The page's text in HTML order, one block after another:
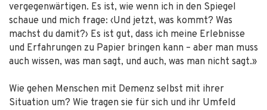
vergegenwärtigen. Es ist, wie wenn ich in den Spiegel
schaue und mich frage: ‹Und jetzt, was kommt? Was
machst du damit?› Es ist gut, dass ich meine Erlebnisse
und Erfahrungen zu Papier bringen kann – aber man muss
auch wissen, was man sagt, und auch, was man nicht sagt.»
Wie gehen Menschen mit Demenz selbst mit ihrer
Situation um? Wie tragen sie für sich und ihr Umfeld